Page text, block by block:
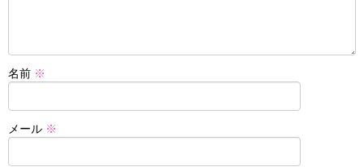
名前 ※
メール ※